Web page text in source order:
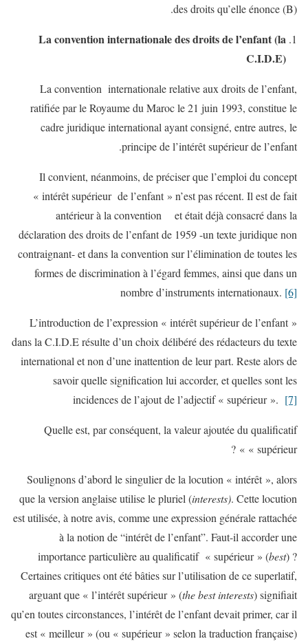
des droits qu’elle énonce (B).
La convention internationale des droits de l’enfant (la
C.I.D.E)
La convention internationale relative aux droits de l’enfant,
ratifiée par le Royaume du Maroc le 21 juin 1993, constitue le
cadre juridique international ayant consigné, entre autres, le
principe de l’intérêt supérieur de l’enfant.
Il convient, néanmoins, de préciser que l’emploi du concept
« intérêt supérieur de l’enfant » n’est pas récent. Il est de fait
antérieur à la convention et était déjà consacré dans la
déclaration des droits de l’enfant de 1959 -un texte juridique non
contraignant- et dans la convention sur l’élimination de toutes les
formes de discrimination à l’égard femmes, ainsi que dans un
nombre d’instruments internationaux. [6]
L’introduction de l’expression « intérêt supérieur de l’enfant »
dans la C.I.D.E résulte d’un choix délibéré des rédacteurs du texte
international et non d’une inattention de leur part. Reste alors de
savoir quelle signification lui accorder, et quelles sont les
incidences de l’ajout de l’adjectif « supérieur ». [7]
Quelle est, par conséquent, la valeur ajoutée du qualificatif
« supérieur » ?
Soulignons d’abord le singulier de la locution « intérêt », alors
que la version anglaise utilise le pluriel (interests). Cette locution
est utilisée, à notre avis, comme une expression générale rattachée
à la notion de “intérêt de l’enfant”. Faut-il accorder une
importance particulière au qualificatif « supérieur » (best) ?
Certaines critiques ont été bâties sur l’utilisation de ce superlatif,
arguant que « l’intérêt supérieur » (the best interests) signifiait
qu’en toutes circonstances, l’intérêt de l’enfant devait primer, car il
est « meilleur » (ou « supérieur » selon la traduction française)